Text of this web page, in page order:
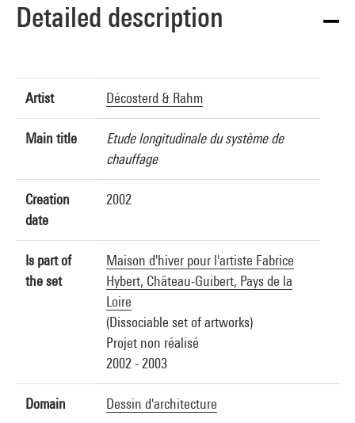
Detailed description
Artist Décosterd & Rahm
Main title
Etude longitudinale du système de
chauffage
Creation
date
2002
Is part of
the set
Maison d'hiver pour l'artiste Fabrice
Hybert, Château-Guibert, Pays de la
Loire
(Dissociable set of artworks)
Projet non réalisé
2002 - 2003
Domain Dessin d'architecture